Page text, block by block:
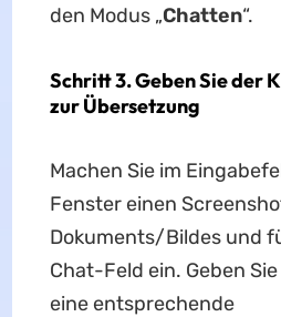
den Modus „Chatten“.
Schritt 3. Geben Sie der
zur Übersetzung
Machen Sie im
Fenster einen
Dokuments/Bildes und
Chat-Feld ein. Geben
eine entsprechende